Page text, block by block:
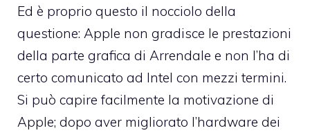
Ed è proprio questo il nocciolo della
questione: Apple non gradisce le prestazioni
della parte grafica di Arrendale e non l’ha di
certo comunicato ad Intel con mezzi termini.
Si può capire facilmente la motivazione di
Apple; dopo aver migliorato l’hardware dei